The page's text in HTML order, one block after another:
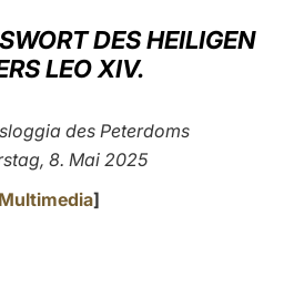
中文
DES HEILIGEN
LEO XIV.
des Peterdoms
8. Mai 2025
Multimedia]